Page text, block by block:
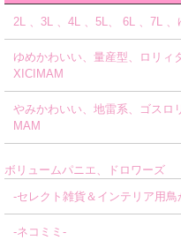
2L 、3L 、4L 、5L、 6L 、7L
ゆめかわいい、量産型、ロリィ
XICIMAM
やみかわいい、地雷系、ゴスロ
MAM
ボリュームパニエ、ドロワーズ
-セレクト雑貨＆インテリア用鳥
-ネコミミ-